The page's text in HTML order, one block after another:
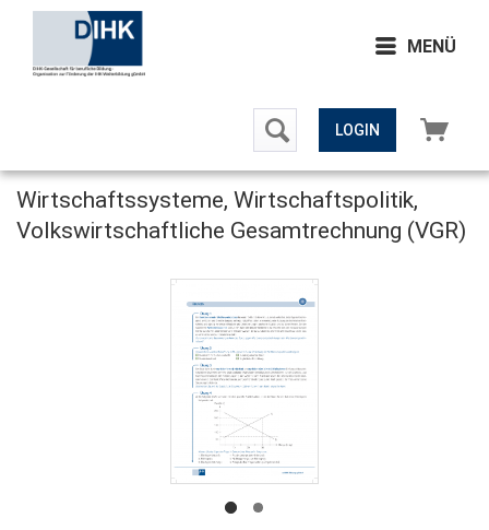
MENÜ
LOGIN
Wirtschaftssysteme, Wirtschaftspolitik,
Volkswirtschaftliche Gesamtrechnung (VGR)